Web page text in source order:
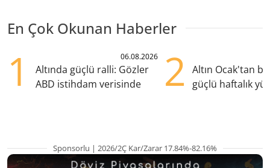
En Çok Okunan Haberler
1 06.08.2026
Altında güçlü ralli: Gözler
ABD istihdam verisinde
2
Altın Ocak'tan
güçlü haftalık
Sponsorlu | 2026/2Ç Kar/Zarar 17.84%-82.16%